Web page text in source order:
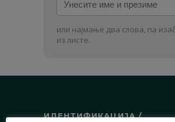
име
и
презиме
или најмање два слова, па
из листе.
ИДЕНТИФИКАЦИЈА /